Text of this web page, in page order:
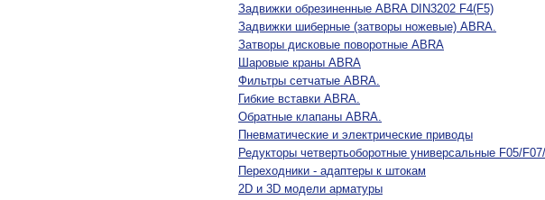
Задвижки обрезиненные ABRA DIN3202 F4(F5)
Задвижки шиберные (затворы ножевые) ABRA.
Затворы дисковые поворотные ABRA
Шаровые краны ABRA
Фильтры сетчатые ABRA.
Гибкие вставки ABRA.
Обратные клапаны ABRA.
Пневматические и электрические приводы
Редукторы четвертьоборотные универсальные F05/
Переходники - адаптеры к штокам
2D и 3D модели арматуры